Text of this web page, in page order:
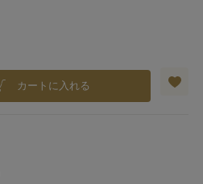
カートに入れる